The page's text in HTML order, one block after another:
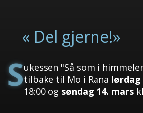
« Del gjerne!»
Sukessen "Så som i
tilbake til Mo i Rana lørdag
18:00 og søndag 14. mars